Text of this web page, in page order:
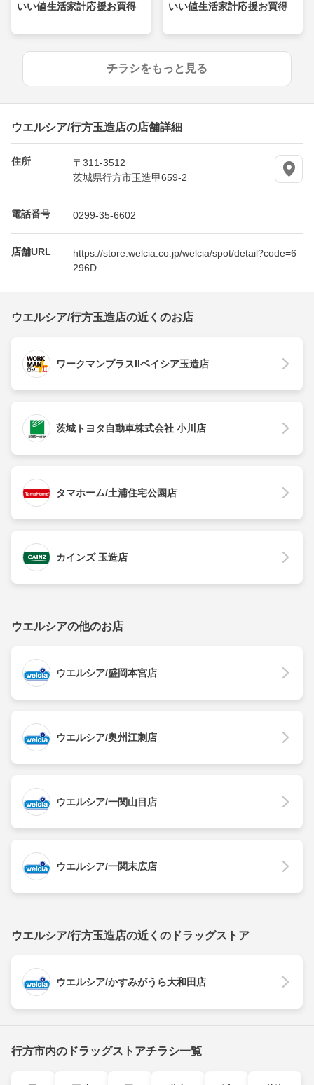
いい値生活家計応援お買得 いい値生活家計応援お買得
チラシをもっと見る
ウエルシア/行方玉造店の店舗詳細
住所
〒311-3512
茨城県行方市玉造甲659-2
電話番号 0299-35-6602
店舗URL
https://store.welcia.co.jp/welcia/spot/detail?code=6
296D
ウエルシア/行方玉造店の近くのお店
ワークマンプラスIIベイシア玉造店
茨城トヨタ自動車株式会社 小川店
タマホーム/土浦住宅公園店
カインズ 玉造店
ウエルシアの他のお店
ウエルシア/盛岡本宮店
ウエルシア/奥州江刺店
ウエルシア/一関山目店
ウエルシア/一関末広店
ウエルシア/行方玉造店の近くのドラッグストア
ウエルシア/かすみがうら大和田店
行方市内のドラッグストアチラシ一覧